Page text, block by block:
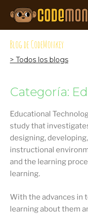
Blog de CodeMonkey
> Todos los blogs
Categoría:
Educational
study that
designing,
instructional
and the learning
learning.
With the advances in
learning about them